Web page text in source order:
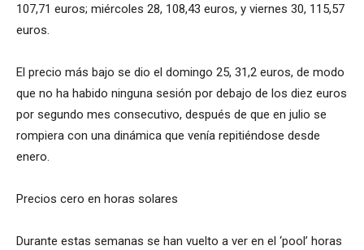
107,71 euros; miércoles 28, 108,43 euros, y viernes 30, 115,57
euros.
El precio más bajo se dio el domingo 25, 31,2 euros, de modo
que no ha habido ninguna sesión por debajo de los diez euros
por segundo mes consecutivo, después de que en julio se
rompiera con una dinámica que venía repitiéndose desde
enero.
Precios cero en horas solares
Durante estas semanas se han vuelto a ver en el ‘pool’ horas